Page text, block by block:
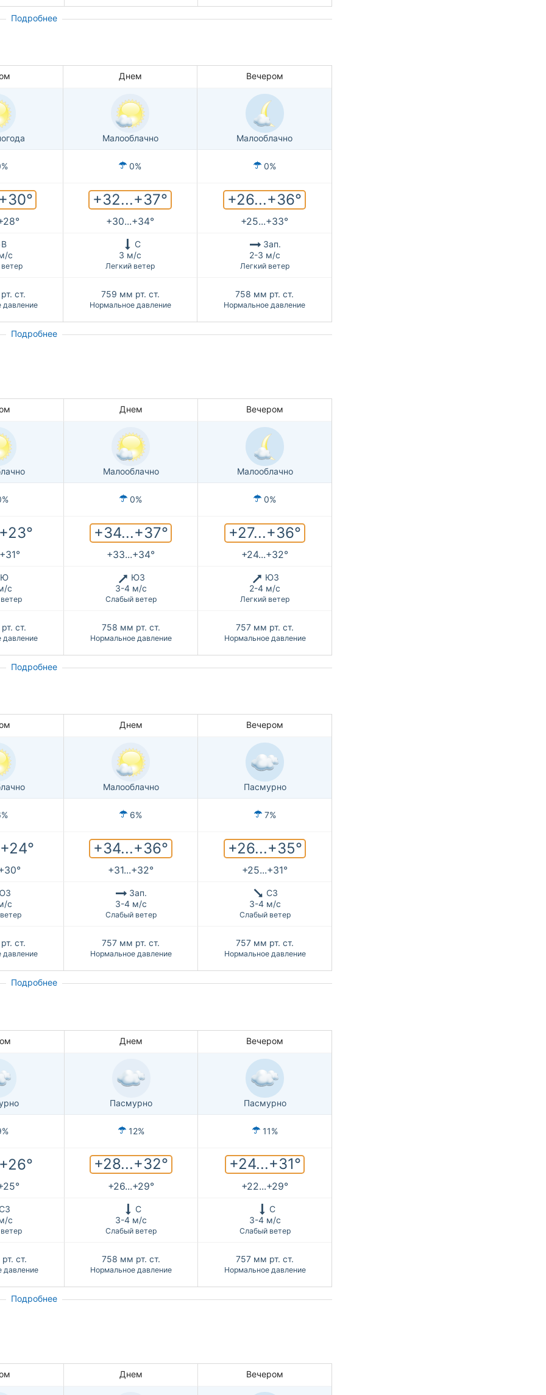
Подробнее
Днем Вечером
Малооблачно Малооблачно
0% 0%
+32...+37° +26...+36°
+30...+34° +25...+33°
В
с
С
3 м/с
Легкий ветер
Зап.
2-3 м/с
Легкий ветер
ст.
давление
759 мм рт. ст.
Нормальное давление
758 мм рт. ст.
Нормальное давление
Подробнее
Днем Вечером
Малооблачно Малооблачно
0% 0%
+34...+37° +27...+36°
+33...+34° +24...+32°
Ю
с
ЮЗ
3-4 м/с
Слабый ветер
ЮЗ
2-4 м/с
Легкий ветер
ст.
давление
758 мм рт. ст.
Нормальное давление
757 мм рт. ст.
Нормальное давление
Подробнее
Днем Вечером
Малооблачно Пасмурно
6% 7%
+34...+36° +26...+35°
+31...+32° +25...+31°
с
Зап.
3-4 м/с
Слабый ветер
СЗ
3-4 м/с
Слабый ветер
ст.
давление
757 мм рт. ст.
Нормальное давление
757 мм рт. ст.
Нормальное давление
Подробнее
Днем Вечером
Пасмурно Пасмурно
12% 11%
+28...+32° +24...+31°
+26...+29° +22...+29°
СЗ
с
С
3-4 м/с
Слабый ветер
С
3-4 м/с
Слабый ветер
ст.
давление
758 мм рт. ст.
Нормальное давление
757 мм рт. ст.
Нормальное давление
Подробнее
Днем Вечером